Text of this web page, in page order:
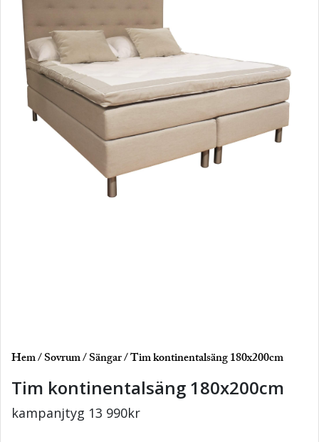
Hem/ Sovrum/ Sängar/ Tim kontinentalsäng 180x200cm
Tim kontinentalsäng 180x200cm
kampanjtyg 13 990kr